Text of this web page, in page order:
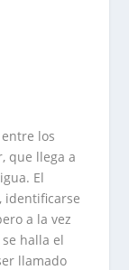
los
que llega a
El
identificarse
a la vez
halla el
llamado